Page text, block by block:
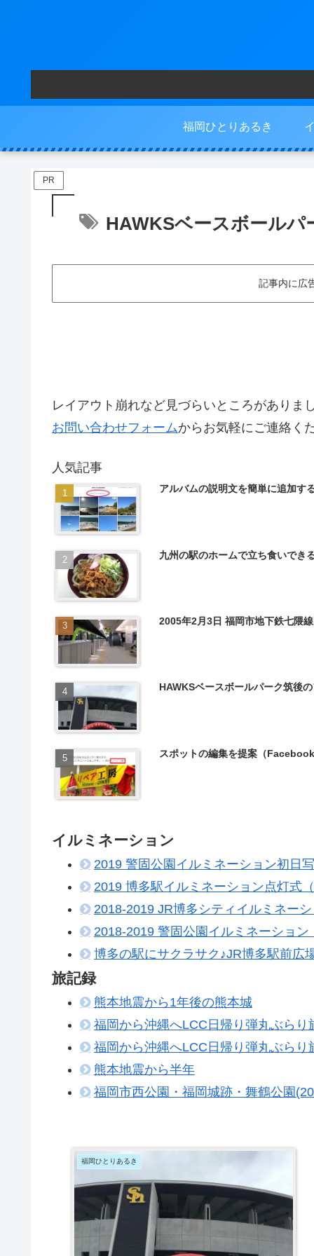
福岡ひとりあるき
PR
HAWKSベースボールパ
記事内に広
レイアウト崩れなど見づらいところがありま
お問い合わせフォームからお気軽にご連絡く
人気記事
アルバムの説明文を簡単に追加す
九州の駅のホームで立ち食いでき
2005年2月3日 福岡市地下鉄七隈
HAWKSベースボールパーク筑後
スポットの編集を提案（
イルミネーション
2019 警固公園イルミネーション初日
2019 博多駅イルミネーション点灯式
2018-2019 JR博多シティイルミネー
2018-2019 警固公園イルミネーショ
博多の駅にサクラサク♪JR博多駅前広
旅記録
熊本地震から1年後の熊本城
福岡から沖縄へLCC日帰り弾丸ぶらり
福岡から沖縄へLCC日帰り弾丸ぶらり
熊本地震から半年
福岡市西公園・福岡城跡・舞鶴公園
福岡ひとりあるき